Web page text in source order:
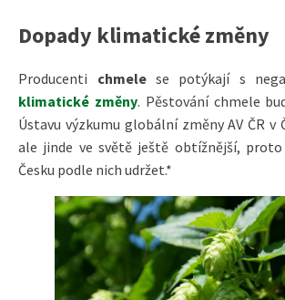
Dopady klimatické změny
Producenti chmele se potýkají s
klimatické změny. Pěstování chmele
Ústavu výzkumu globální změny AV ČR v
ale jinde ve světě ještě obtížnější,
Česku podle nich udržet.*